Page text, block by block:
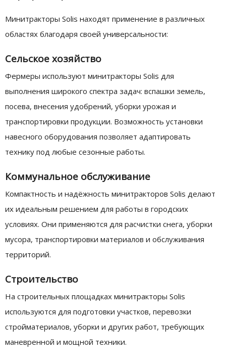
Минитракторы Solis находят применение в различных
областях благодаря своей универсальности:
Сельское хозяйство
Фермеры используют минитракторы Solis для
выполнения широкого спектра задач: вспашки земель,
посева, внесения удобрений, уборки урожая и
транспортировки продукции. Возможность установки
навесного оборудования позволяет адаптировать
технику под любые сезонные работы.
Коммунальное обслуживание
Компактность и надёжность минитракторов Solis делают
их идеальным решением для работы в городских
условиях. Они применяются для расчистки снега, уборки
мусора, транспортировки материалов и обслуживания
территорий.
Строительство
На строительных площадках минитракторы Solis
используются для подготовки участков, перевозки
стройматериалов, уборки и других работ, требующих
маневренной и мощной техники.